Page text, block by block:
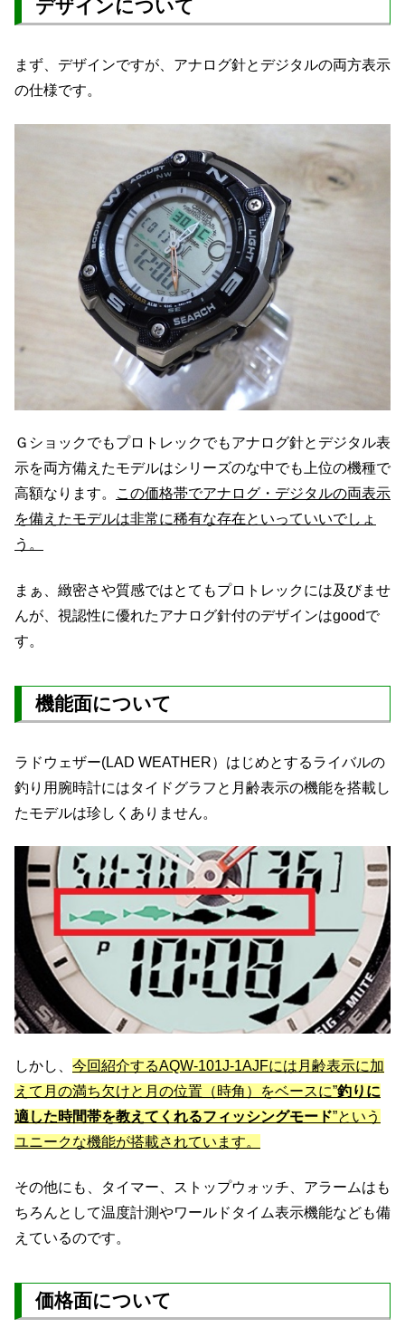
デザインについて
まず、デザインですが、アナログ針とデジタルの両方表示
の仕様です。
Ｇショックでもプロトレックでもアナログ針とデジタル表
示を両方備えたモデルはシリーズのな中でも上位の機種で
高額なります。
この価格帯でアナログ・デジタルの両表示
を備えたモデルは非常に稀有な存在といっていいでしょ
う。
まぁ、緻密さや質感ではとてもプロトレックには及びませ
んが、視認性に優れたアナログ針付のデザインはgoodで
す。
機能面について
ラドウェザー(LAD WEATHER）はじめとするライバルの
釣り用腕時計にはタイドグラフと月齢表示の機能を搭載し
たモデルは珍しくありません。
しかし、 今回紹介するAQW-101J-1AJFには月齢表示に加
えて月の満ち欠けと月の位置（時角）をベースに”釣りに
適した時間帯を教えてくれるフィッシングモード”という
ユニークな機能が搭載されています。
その他にも、タイマー、ストップウォッチ、アラームはも
ちろんとして温度計測やワールドタイム表示機能なども備
えているのです。
価格面について